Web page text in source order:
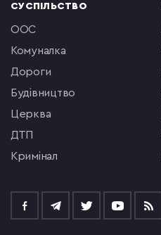
СУСПІЛЬСТВО
ООС
комуналка
Дороги
будівництво
церква
ДТП
кримінал